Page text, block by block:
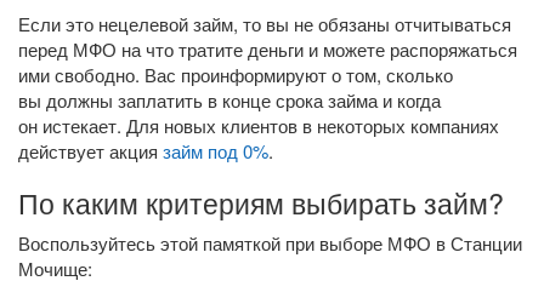
Если это нецелевой займ, то вы не обязаны отчитываться
перед МФО на что тратите деньги и можете распоряжаться
ими свободно. Вас проинформируют о том, сколько
вы должны заплатить в конце срока займа и когда
он истекает. Для новых клиентов в некоторых компаниях
действует акция займ под 0%.
По каким критериям выбирать займ?
Воспользуйтесь этой памяткой при выборе МФО в Станции
Мочище: